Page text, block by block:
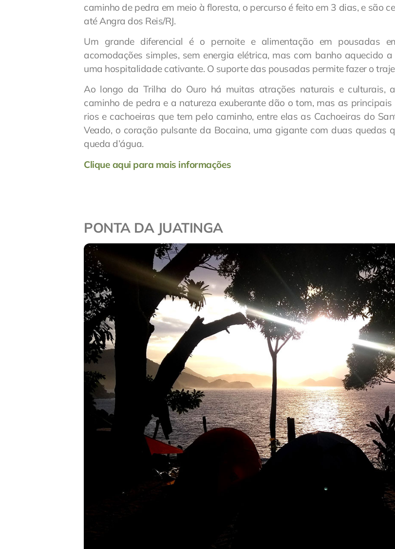
caminho de pedra em meio à floresta, o percurso é feito em 3 dias, e são
até Angra dos Reis/RJ.
Um grande diferencial é o pernoite e alimentação em pousadas
acomodações simples, sem energia elétrica, mas com banho aquecido
uma hospitalidade cativante. O suporte das pousadas permite fazer o
Ao longo da Trilha do Ouro há muitas atrações naturais e culturais,
caminho de pedra e a natureza exuberante dão o tom, mas as
rios e cachoeiras que tem pelo caminho, entre elas as Cachoeiras do
Veado, o coração pulsante da Bocaina, uma gigante com duas quedas
queda d’água.
Clique aqui para mais informações
PONTA DA JUATINGA